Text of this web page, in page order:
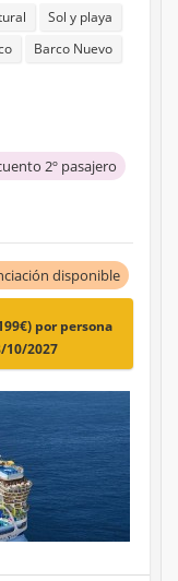
Sol y playa
Barco Nuevo
2º pasajero
disponible
por persona
10/2027